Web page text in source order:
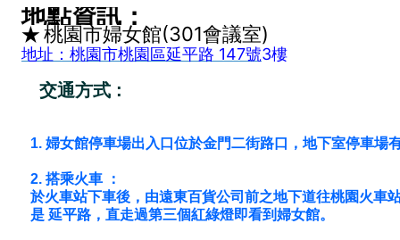
地點資訊：
★ 桃園市婦女館(301會議室)
地址：桃園市桃園區延平路 147號3樓
交通方式 :
1. 婦女館停車場出入口位於金門二街路口，地下室停車場
2. 搭乘火車 ：
於火車站下車後，由遠東百貨公司前之地下道往桃園火車
是 延平路，直走過第三個紅綠燈即看到婦女館。